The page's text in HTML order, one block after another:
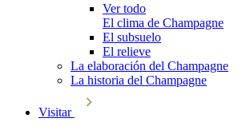
Ver todo
El clima de Champagne
El subsuelo
El relieve
La elaboración del Champagne
La historia del Champagne
Visitar